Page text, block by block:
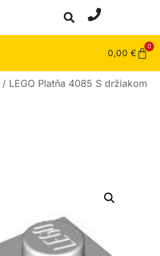
0,00 €
0
/ LEGO Platňa 4085 S držiakom